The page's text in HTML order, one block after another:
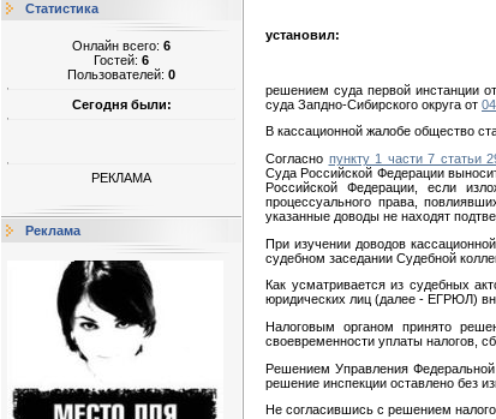
Статистика
Онлайн всего: 6
Гостей: 6
Пользователей: 0
Сегодня были:
РЕКЛАМА
Реклама
установил:
решением суда первой инстанции
суда Запдно-Сибирского округа от
В кассационной жалобе общество
Согласно пункту 1 части 7 статьи
Суда Российской Федерации
Российской Федерации, если
процессуального права,
указанные доводы не находят
При изучении доводов
судебном заседании Судебной
Как усматривается из судебных
юридических лиц (далее - ЕГРЮЛ)
Налоговым органом принято
своевременности уплаты налогов,
Решением Управления
решение инспекции оставлено без
Не согласившись с решением